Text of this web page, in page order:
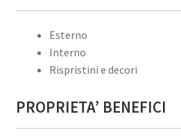
Esterno
Interno
Rispristini e decori
PROPRIETA’ BENEFICI